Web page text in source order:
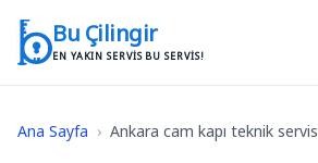
Bu Çilingir
EN YAKIN SERVIS BU SERVIS!
Ana Sayfa › Ankara cam kapı teknik servis